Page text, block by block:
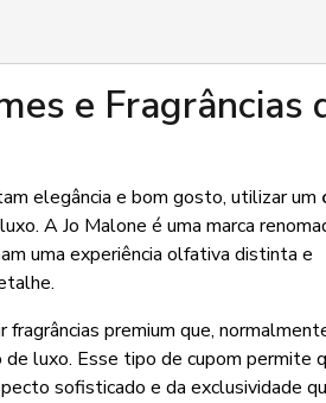
e Fragrâncias
elegância e bom gosto, utilizar um
A Jo Malone é uma marca
uma experiência olfativa distinta e
fragrâncias premium que,
luxo. Esse tipo de cupom permite
sofisticado e da exclusividade